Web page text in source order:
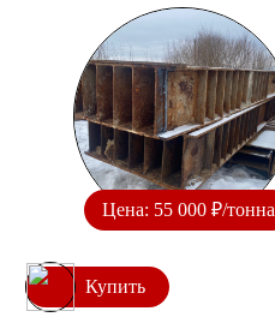
Цена: 55 000 ₽/тонна
Купить